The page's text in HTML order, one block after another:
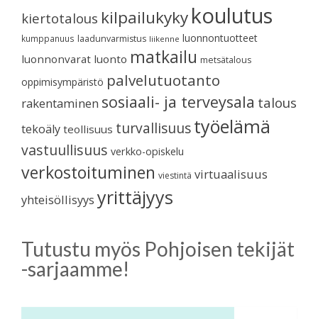
kiertotalous kilpailukykykoulutus
kumppanuus laadunvarmistus liikenne luonnontuotteet
luonnonvarat luonto matkailu metsätalous
oppimisympäristö palvelutuotanto
rakentaminen sosiaali- ja terveysala talous
tekoäly teollisuus turvallisuustyöelämä
vastuullisuus verkko-opiskelu
verkostoituminen viestintä virtuaalisuus
yhteisöllisyys yrittäjyys
Tutustu myös Pohjoisen tekijät
-sarjaamme!